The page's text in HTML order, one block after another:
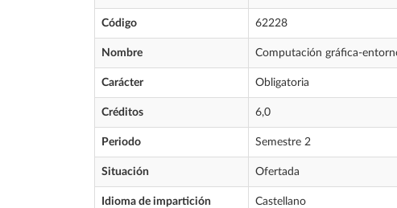
Código 62228
Nombre Computación gráfica-
Carácter Obligatoria
Créditos 6,0
Periodo Semestre 2
Situación Ofertada
Idioma de impartición Castellano